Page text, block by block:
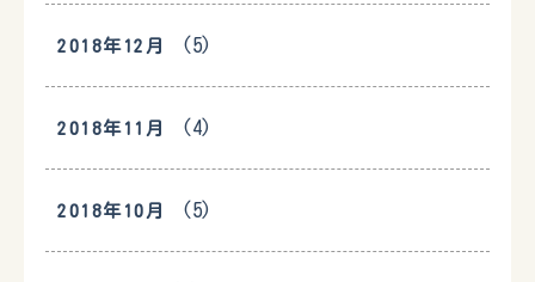
2018年12月 (5)
2018年11月 (4)
2018年10月 (5)